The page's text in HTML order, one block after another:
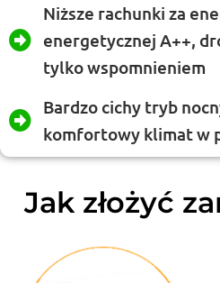
Niższe rachunki za
energetycznej A++,
tylko wspomnieniem
Bardzo cichy tryb
komfortowy klimat w
Jak złożyć